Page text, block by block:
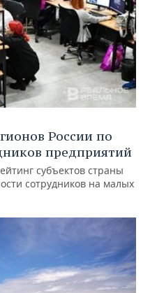
России по
предприятий
субъектов страны
сотрудников на малых